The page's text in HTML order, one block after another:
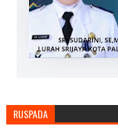
RUSPADA